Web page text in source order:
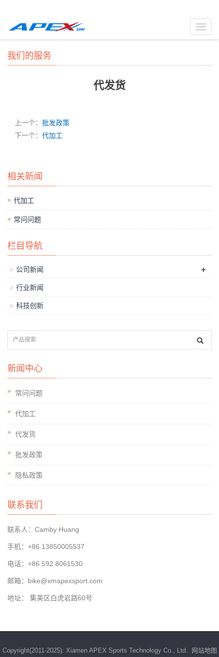
我们的服务
代发货
上一个： 批发政策
下一个： 代加工
相关新闻
代加工
常问问题
栏目导航
公司新闻 +
行业新闻
科技创新
新闻中心
常问问题
代加工
代发货
批发政策
隐私政策
联系我们
联系人：Camby Huang
手机：+86 13850005537
电话：+86 592 8061530
邮箱：bike@xmapexsport.com
地址： 集美区白虎岩路60号
Copyright(2011-2025): Xiamen APEX Sports Technology Co., Ltd. 网站地图